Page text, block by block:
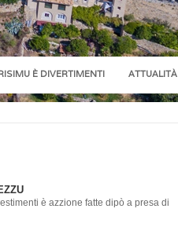
È DIVERTIMENTI ATTUALITÀ
è azzione fatte dipò a presa di